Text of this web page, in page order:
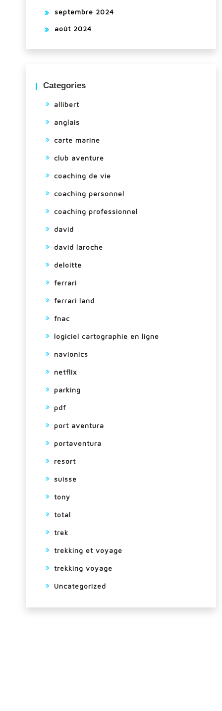
septembre 2024
août 2024
Categories
allibert
anglais
carte marine
club aventure
coaching de vie
coaching personnel
coaching professionnel
david
david laroche
deloitte
ferrari
ferrari land
fnac
logiciel cartographie en ligne
navionics
netflix
parking
pdf
port aventura
portaventura
resort
suisse
tony
total
trek
trekking et voyage
trekking voyage
Uncategorized